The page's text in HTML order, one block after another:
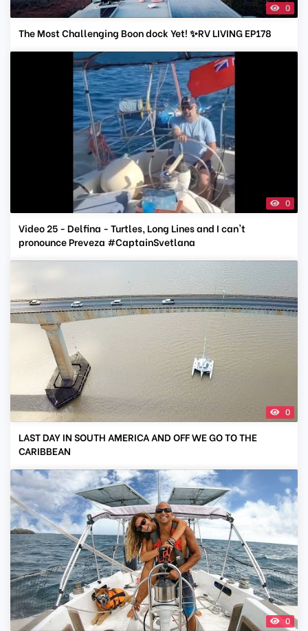
0
The Most Challenging Boon dock Yet! ✨RV LIVING EP178
0
Video 25 - Delfina - Turtles, Long Lines and I can't
pronounce Preveza #CaptainSvetlana
0
LAST DAY IN SOUTH AMERICA AND OFF WE GO TO THE
CARIBBEAN
0